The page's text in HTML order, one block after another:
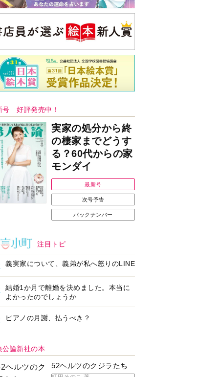
結婚1か月で離婚を決めました。本当に
よかったのでしょうか
ピアノの月謝、払うべき？
公論新社の本
52ヘルツのクジラたち
フォメーション
で始める遺言を書
準備セミナー開
耳にすっぽり！オーテ
ィコン補聴器、新しい
スタイルで All in Ear
の「オーティコン ジー
るオープンイヤー
ヤホン「kikippa イ
ン HERALBONY
」発売
ージについてのお詫び
と訂正
たのペット自慢を
【編集部より】公式ア